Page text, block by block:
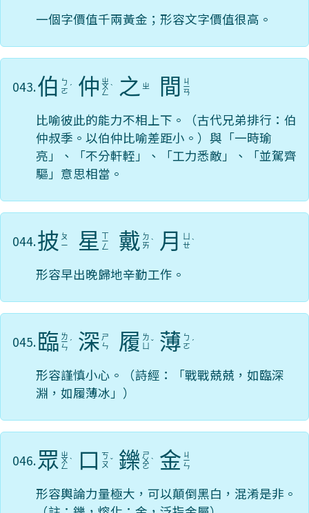
一個字價值千兩黃金；形容文字價值很高。
043.伯 ㄅ
ㄛ ˊ 仲 ㄓ
ㄨ
ㄥ
ˋ 之 ㄓ 間 ㄐ
ㄧ
ㄢ
比喻彼此的能力不相上下。（古代兄弟排行：伯
仲叔季。以伯仲比喻差距小。）與「一時瑜
亮」、「不分軒輊」、「工力悉敵」、「並駕齊
驅」意思相當。
044.披 ㄆ
ㄧ
星 ㄧ
ㄥ 戴 ㄉ
ㄞ ˋ 月
ㄝˋ
形容早出晚歸地辛勤工作。
045. 臨 ㄌ
ㄧ
ㄣ
ˊ 深 ㄕ
ㄣ
履 ㄌ
ˇ 薄 ㄅ
ㄛ ˊ
形容謹慎小心。（詩經：「戰戰兢兢，如臨深
淵，如履薄冰」）
046.眾 ㄓ
ㄨ
ㄥ
ˋ 口
ㄎ
ㄡ ˇ 鑠 ㄕ
ㄨ
ㄛ
ˋ 金 ㄐ
ㄧ
ㄣ
形容輿論力量極大，可以顛倒黑白，混淆是非。